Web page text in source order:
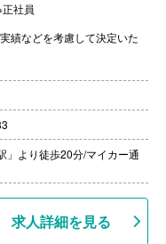
正社員
績などを考慮して決定いた
分）※前年度実績
円/月）
」より徒歩20分/マイカー通
求人詳細を見る